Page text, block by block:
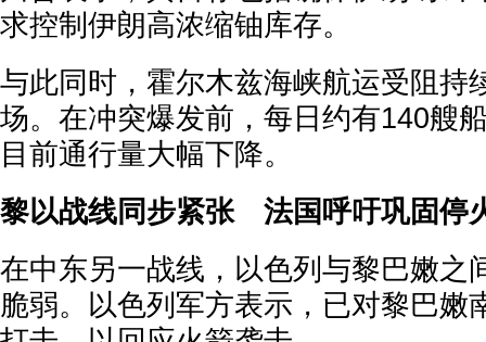
求控制伊朗高浓缩铀库存。
与此同时，霍尔木兹海峡航运受阻持
场。在冲突爆发前，每日约有140艘
目前通行量大幅下降。
黎以战线同步紧张 法国呼吁巩固停
在中东另一战线，以色列与黎巴嫩之
脆弱。以色列军方表示，已对黎巴嫩